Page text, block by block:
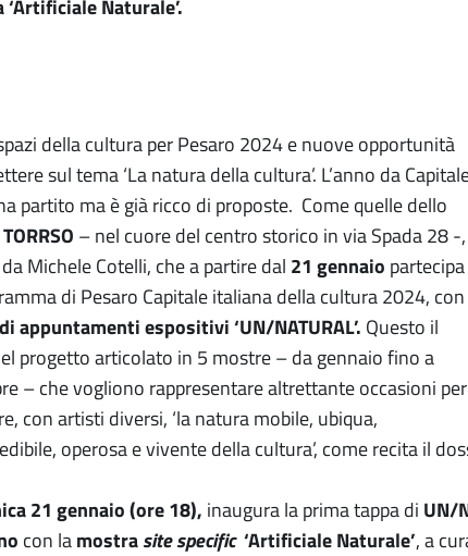
Naturale’.
della cultura per Pesaro 2024 e nuove opportunità
sul tema ‘La natura della cultura’. L’anno da
partito ma è già ricco di proposte. Come quelle dello
– nel cuore del centro storico in via Spada 28 -,
Michele Cotelli, che a partire dal 21 gennaio partecipa
di Pesaro Capitale italiana della cultura 2024, con
appuntamenti espositivi ‘UN/NATURAL’. Questo il
progetto articolato in 5 mostre – da gennaio fino a
– che vogliono rappresentare altrettante occasioni per
con artisti diversi, ‘la natura mobile, ubiqua,
operosa e vivente della cultura’, come recita il
21 gennaio (ore 18), inaugura la prima tappa di UN/
con lamostrasite specific‘Artificiale Naturale’, a